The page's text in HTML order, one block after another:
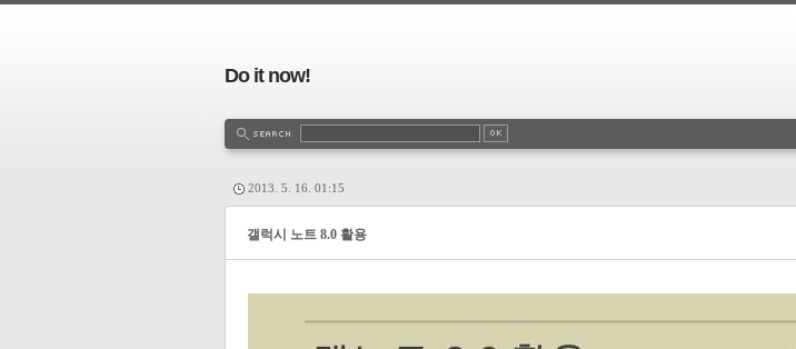
Do it now!
2013. 5. 16. 01:15
갤럭시 노트 8.0 활용